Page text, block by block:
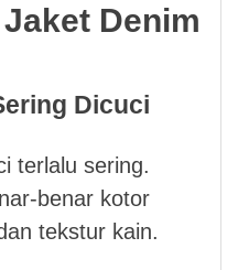
Denim
Dicuci
terlalu sering.
benar kotor
tekstur kain.